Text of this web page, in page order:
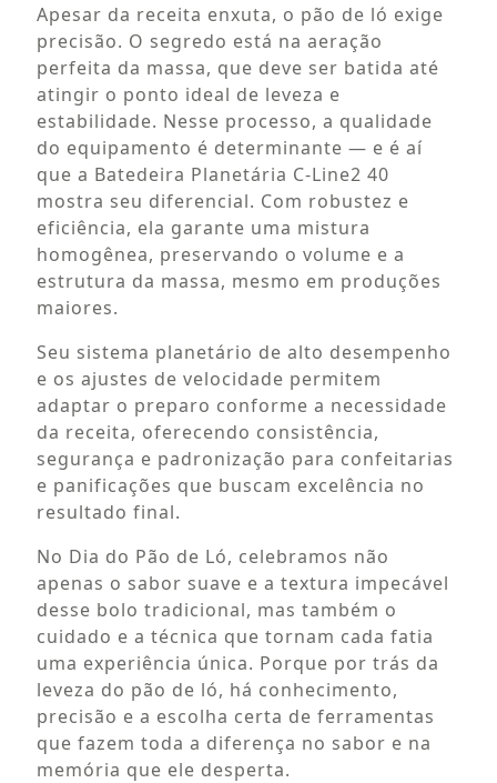
Apesar da receita enxuta, o pão de ló exige
precisão. O segredo está na aeração
perfeita da massa, que deve ser batida até
atingir o ponto ideal de leveza e
estabilidade. Nesse processo, a qualidade
do equipamento é determinante — e é aí
que a Batedeira Planetária C-Line2 40
mostra seu diferencial. Com robustez e
eficiência, ela garante uma mistura
homogênea, preservando o volume e a
estrutura da massa, mesmo em produções
maiores.
Seu sistema planetário de alto desempenho
e os ajustes de velocidade permitem
adaptar o preparo conforme a necessidade
da receita, oferecendo consistência,
segurança e padronização para confeitarias
e panificações que buscam excelência no
resultado final.
No Dia do Pão de Ló, celebramos não
apenas o sabor suave e a textura impecável
desse bolo tradicional, mas também o
cuidado e a técnica que tornam cada fatia
uma experiência única. Porque por trás da
leveza do pão de ló, há conhecimento,
precisão e a escolha certa de ferramentas
que fazem toda a diferença no sabor e na
memória que ele desperta.